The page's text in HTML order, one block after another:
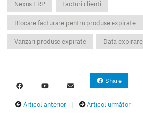
Nexus ERP Facturi clienti
Blocare facturare pentru produse expirate
Vanzari produse expirate Data expirare
Share
Articol anterior | Articol următor